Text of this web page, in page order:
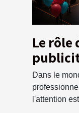
Le rôle
salons
les
Dans le
l'attention